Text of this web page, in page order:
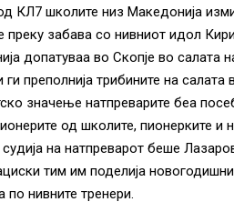
КЛ7 школите низ Македонија
забава со нивниот идол
допатуваа во Скопје во салата
ги преполнија трибините на
значење натпреварите беа
од школите, пионерките и
судија на натпреварот беше
тим им поделија
по нивните тренери.